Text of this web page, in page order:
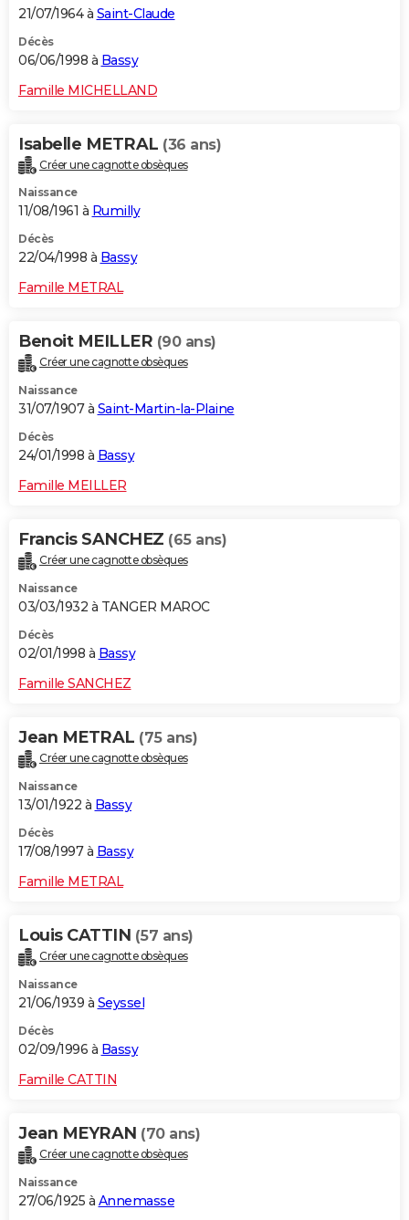
21/07/1964 à Saint-Claude
Décès
06/06/1998 à Bassy
Famille MICHELLAND
Isabelle METRAL (36 ans)
Créer une cagnotte obsèques
Naissance
11/08/1961 à Rumilly
Décès
22/04/1998 à Bassy
Famille METRAL
Benoit MEILLER (90 ans)
Créer une cagnotte obsèques
Naissance
31/07/1907 à Saint-Martin-la-Plaine
Décès
24/01/1998 à Bassy
Famille MEILLER
Francis SANCHEZ (65 ans)
Créer une cagnotte obsèques
Naissance
03/03/1932 à TANGER MAROC
Décès
02/01/1998 à Bassy
Famille SANCHEZ
Jean METRAL (75 ans)
Créer une cagnotte obsèques
Naissance
13/01/1922 à Bassy
Décès
17/08/1997 à Bassy
Famille METRAL
Louis CATTIN (57 ans)
Créer une cagnotte obsèques
Naissance
21/06/1939 à Seyssel
Décès
02/09/1996 à Bassy
Famille CATTIN
Jean MEYRAN (70 ans)
Créer une cagnotte obsèques
Naissance
27/06/1925 à Annemasse